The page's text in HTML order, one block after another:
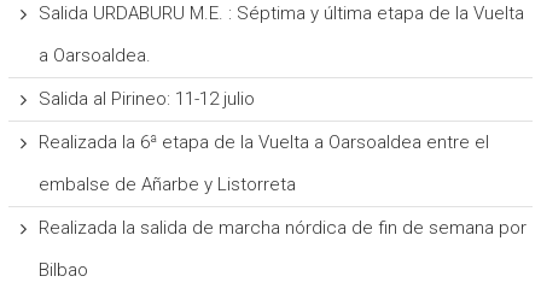
Salida URDABURU M.E. : Séptima y última etapa de la Vuelta
a Oarsoaldea.
Salida al Pirineo: 11-12 julio
Realizada la 6ª etapa de la Vuelta a Oarsoaldea entre el
embalse de Añarbe y Listorreta
Realizada la salida de marcha nórdica de fin de semana por
Bilbao